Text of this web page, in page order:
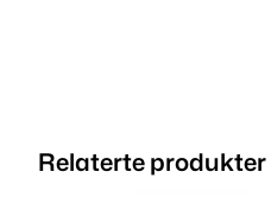
Relaterte produkter